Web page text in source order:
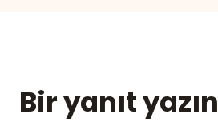
Bir yanıt yazın